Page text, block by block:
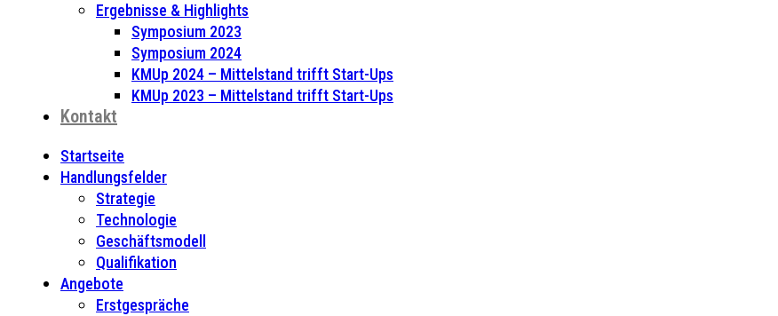
Ergebnisse & Highlights
Symposium 2023
Symposium 2024
KMUp 2024 – Mittelstand trifft Start-Ups
KMUp 2023 – Mittelstand trifft Start-Ups
Kontakt
Startseite
Handlungsfelder
Strategie
Technologie
Geschäftsmodell
Qualifikation
Angebote
Erstgespräche